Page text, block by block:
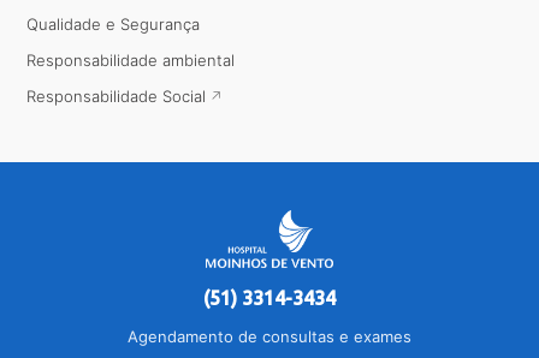
Qualidade e Segurança
Responsabilidade ambiental
Responsabilidade Social
(51) 3314-3434
Agendamento de consultas e exames